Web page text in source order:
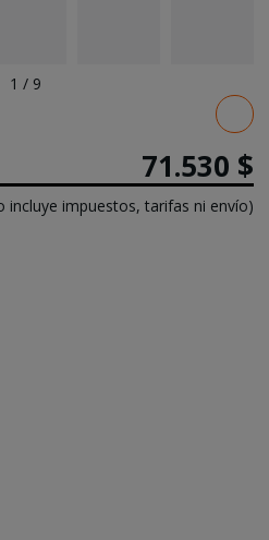
1 / 9
71.530 $
incluye impuestos, tarifas ni envío)